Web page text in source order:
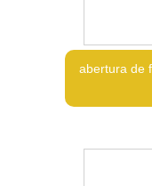
abertura de